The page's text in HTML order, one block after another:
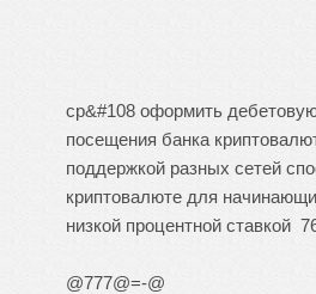
ср&#108 оформить
посещения банка
поддержкой разных сетей
криптовалюте для
низкой процентной ставкой
@777@=-@